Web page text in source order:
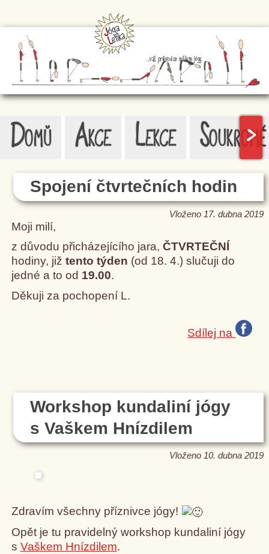
...váš průvodce světem jógy
Domů Akce Lekce >
Spojení čtvrtečních hodin
Vloženo 17. dubna 2019
Moji milí,
z důvodu přicházejícího jara, ČTVRTEČNÍ
hodiny, již tento týden (od 18. 4.) slučuji do
jedné a to od 19.00.
Děkuji za pochopení L.
Sdílej na
Workshop kundaliní jógy
s Vaškem Hnízdilem
Vloženo 10. dubna 2019
Zdravím všechny příznivce jógy!
Opět je tu pravidelný workshop kundaliní jógy
s Vaškem Hnízdilem.